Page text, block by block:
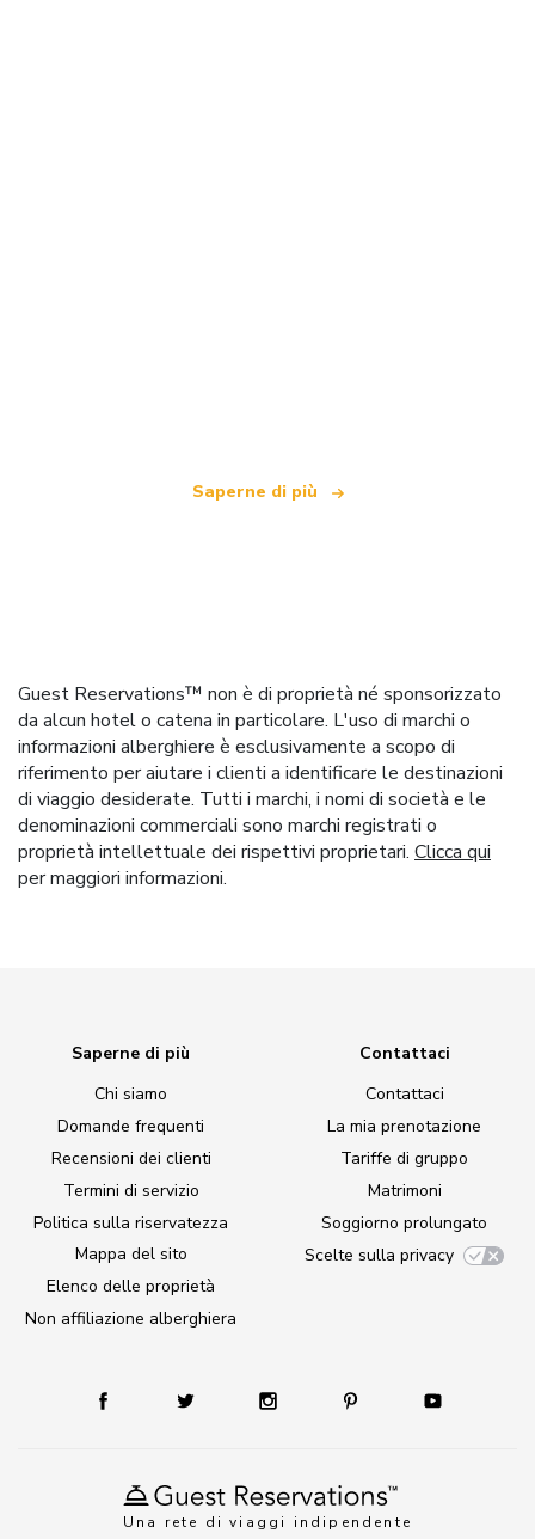
Saperne di più
Guest Reservations™ non è di proprietà né sponsorizzato
da alcun hotel o catena in particolare. L'uso di marchi o
informazioni alberghiere è esclusivamente a scopo di
riferimento per aiutare i clienti a identificare le destinazioni
di viaggio desiderate. Tutti i marchi, i nomi di società e le
denominazioni commerciali sono marchi registrati o
proprietà intellettuale dei rispettivi proprietari. Clicca qui
per maggiori informazioni.
Una rete di viaggi indipendente
Saperne di più
Chi siamo
Domande frequenti
Recensioni dei clienti
Termini di servizio
Politica sulla riservatezza
Mappa del sito
Elenco delle proprietà
Non affiliazione alberghiera
Contattaci
Contattaci
La mia prenotazione
Tariffe di gruppo
Matrimoni
Soggiorno prolungato
Scelte sulla privacy